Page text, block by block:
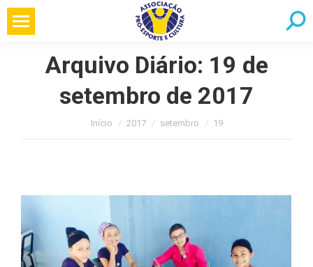
Pular
para
Arquivo Diário: 19 de
setembro de 2017
Você está aqui:
Início 2017 setembro 19